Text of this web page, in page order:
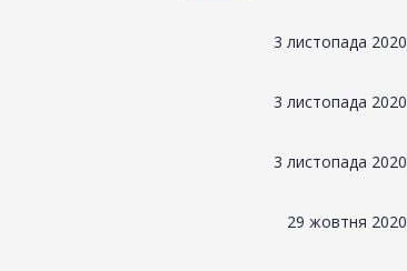
3 листопада 2020
3 листопада 2020
3 листопада 2020
29 жовтня 2020